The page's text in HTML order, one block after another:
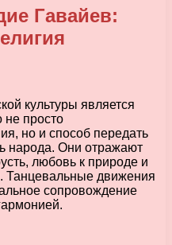
Гавайев:
культуры является
не просто
но и способ передать
народа. Они отражают
любовь к природе и
Танцевальные движения
сопровождение